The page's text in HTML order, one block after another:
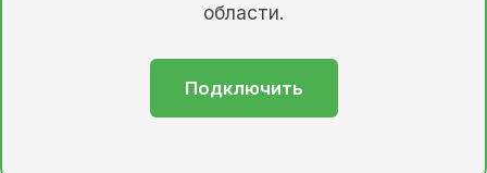
области.
Подключить